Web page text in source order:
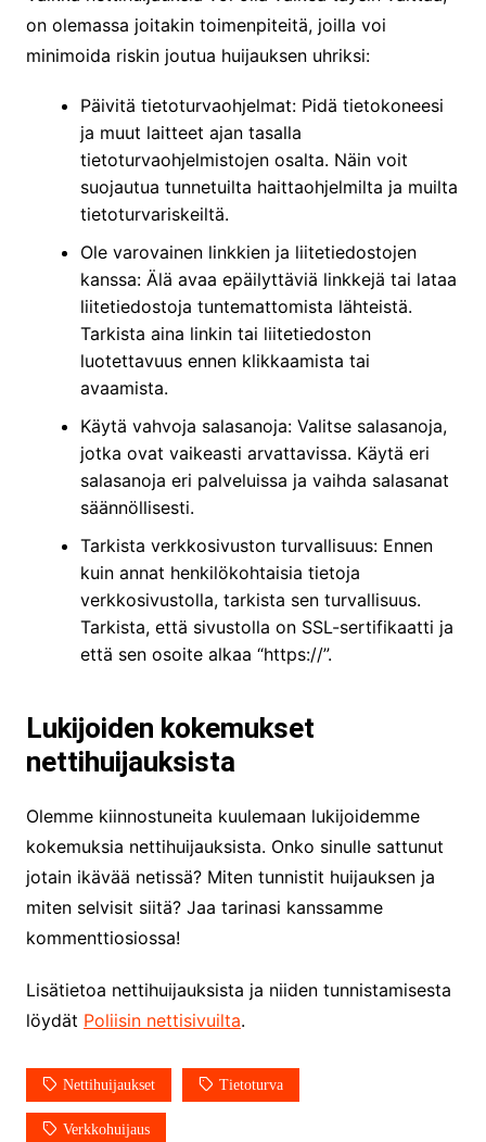
on olemassa joitakin toimenpiteitä, joilla voi
minimoida riskin joutua huijauksen uhriksi:
Päivitä tietoturvaohjelmat: Pidä tietokoneesi
ja muut laitteet ajan tasalla
tietoturvaohjelmistojen osalta. Näin voit
suojautua tunnetuilta haittaohjelmilta ja muilta
tietoturvariskeiltä.
Ole varovainen linkkien ja liitetiedostojen
kanssa: Älä avaa epäilyttäviä linkkejä tai lataa
liitetiedostoja tuntemattomista lähteistä.
Tarkista aina linkin tai liitetiedoston
luotettavuus ennen klikkaamista tai
avaamista.
Käytä vahvoja salasanoja: Valitse salasanoja,
jotka ovat vaikeasti arvattavissa. Käytä eri
salasanoja eri palveluissa ja vaihda salasanat
säännöllisesti.
Tarkista verkkosivuston turvallisuus: Ennen
kuin annat henkilökohtaisia tietoja
verkkosivustolla, tarkista sen turvallisuus.
Tarkista, että sivustolla on SSL-sertifikaatti ja
että sen osoite alkaa “https://”.
Lukijoiden kokemukset
nettihuijauksista
Olemme kiinnostuneita kuulemaan lukijoidemme
kokemuksia nettihuijauksista. Onko sinulle sattunut
jotain ikävää netissä? Miten tunnistit huijauksen ja
miten selvisit siitä? Jaa tarinasi kanssamme
kommenttiosiossa!
Lisätietoa nettihuijauksista ja niiden tunnistamisesta
löydät Poliisin nettisivuilta.
Nettihuijaukset Tietoturva
Verkkohuijaus